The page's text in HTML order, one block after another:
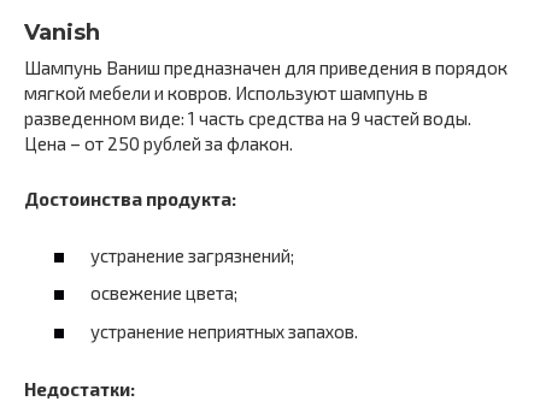
Vanish
Шампунь Ваниш предназначен для приведения в порядок
мягкой мебели и ковров. Используют шампунь в
разведенном виде: 1 часть средства на 9 частей воды.
Цена – от 250 рублей за флакон.
Достоинства продукта:
устранение загрязнений;
освежение цвета;
устранение неприятных запахов.
Недостатки: